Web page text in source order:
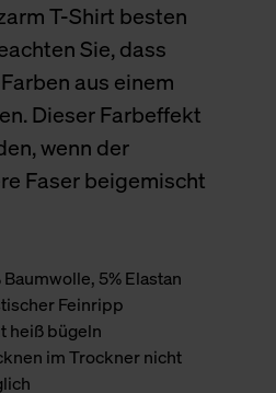
T-Shirt besten
Sie, dass
aus einem
Dieser Farbeffekt
wenn der
Faser beigemischt
Baumwolle, 5% Elastan
Feinripp
heiß bügeln
im Trockner nicht